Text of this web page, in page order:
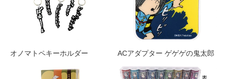
オノマトペキーホルダー ACアダプター ゲゲゲの鬼太郎